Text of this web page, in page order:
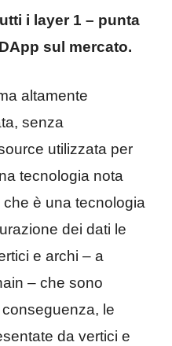
i layer 1 – punta
sul mercato.
altamente
senza
utilizzata per
tecnologia nota
che è una tecnologia
dei dati le
e archi – a
– che sono
le
da vertici e